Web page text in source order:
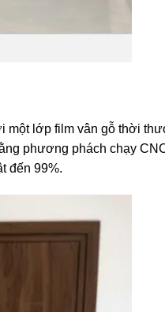
một lớp film vân gỗ thời
phương phách chạy
đến 99%.